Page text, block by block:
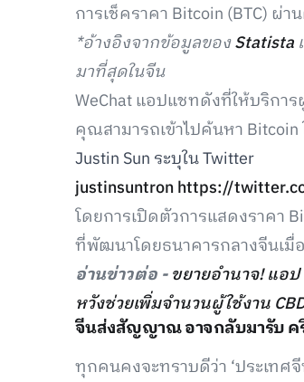
การเช็คราคา Bitcoin (BTC) ผ่
*อ้างอิงจากข้อมูลของStatista
มาที่สุดในจีน
WeChat แอปแชทดังที่ให้บริกา
คุณสามารถเข้าไปค้นหา
Justin Sun ระบุใน Twitter
justinsuntronhttps://
โดยการเปิดตัวการแสดงราคา
ที่พัฒนาโดยธนาคารกลางจีนเมื่
อ่านข่าวต่อ -ขยายอำนาจ! แอ
หวังช่วยเพิ่มจำนวนผู้ใช้งาน
จีนส่งสัญญาณ อาจกลับมารับ ค
ทุกคนคงจะทราบดีว่า ‘ประเทศ